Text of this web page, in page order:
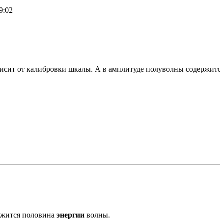
от калибровки шкалы. А в амплитуде полуволны
половина энергии волны.